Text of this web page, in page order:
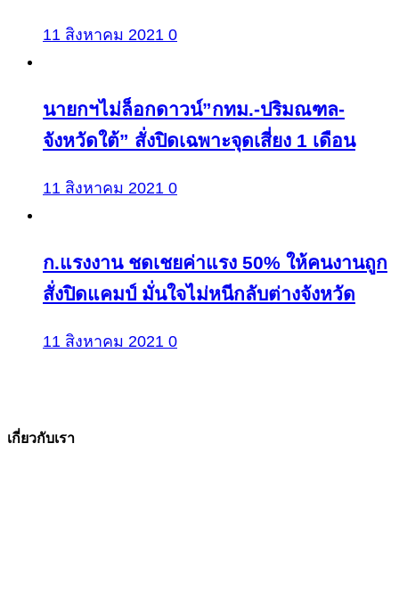
11 สิงหาคม 2021 0
นายกฯไม่ล็อกดาวน์”กทม.-ปริมณฑล-
จังหวัดใต้” สั่งปิดเฉพาะจุดเสี่ยง 1 เดือน
11 สิงหาคม 2021 0
ก.แรงงาน ชดเชยค่าแรง 50% ให้คนงานถูก
สั่งปิดแคมป์ มั่นใจไม่หนีกลับต่างจังหวัด
11 สิงหาคม 2021 0
เกี่ยวกับเรา